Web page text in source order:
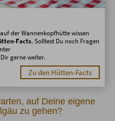
der Wannenkopfhütte wissen
Facts. Solltest Du noch Fragen
gerne weiter.
Zu den Hütten-Facts
auf Deine eigene
zu gehen?